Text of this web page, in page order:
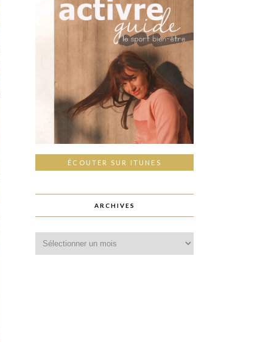
ÉCOUTER SUR ITUNES
ARCHIVES